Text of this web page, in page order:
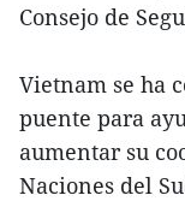
Consejo de
Vietnam se ha
puente para
aumentar su
Naciones del